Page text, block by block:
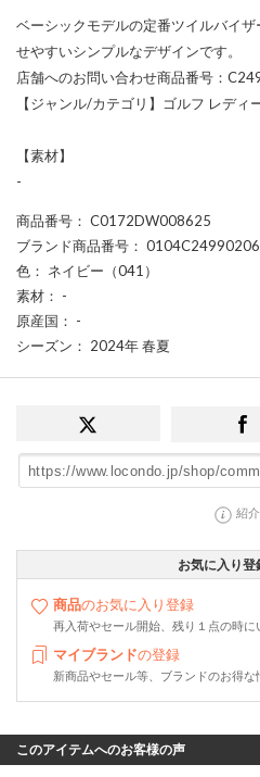
ベーシックモデルの定番ツイルバイ
せやすいシンプルなデザインです。
店舗へのお問い合わせ商品番号：
【ジャンル/カテゴリ】ゴルフ レディ
【素材】
-
商品番号 ： C0172DW008625
ブランド商品番号 ：
色 ： ネイビー（041）
素材 ： -
原産国 ： -
シーズン ： 2024年 春夏
紹
お気に入り登
商品のお気に入り登録
再入荷やセール開始、残り１点の時に
マイブランドの登録
新商品やセール等、ブランドのお得な
このアイテムへのお客様の声